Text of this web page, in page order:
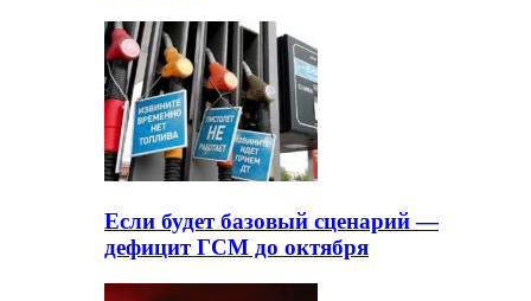
Если будет базовый сценарий —
дефицит ГСМ до октября